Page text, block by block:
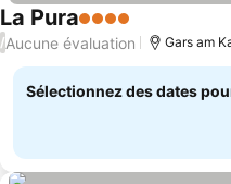
La Pura4 Étoiles
/Aucune évaluation Gars am
Sélectionnez des dates